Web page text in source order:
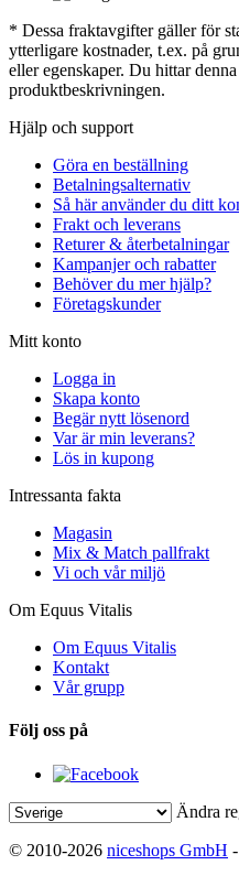
* Dessa fraktavgifter gäller för
ytterligare kostnader, t.ex. på
eller egenskaper. Du hittar
produktbeskrivningen.
Hjälp och support
Göra en beställning
Betalningsalternativ
Så här använder du ditt
Frakt och leverans
Returer & återbetalningar
Kampanjer och rabatter
Behöver du mer hjälp?
Företagskunder
Mitt konto
Logga in
Skapa konto
Begär nytt lösenord
Var är min leverans?
Lös in kupong
Intressanta fakta
Magasin
Mix & Match pallfrakt
Vi och vår miljö
Om Equus Vitalis
Om Equus Vitalis
Kontakt
Vår grupp
Följ oss på
Ändra
© 2010-2026 niceshops GmbH